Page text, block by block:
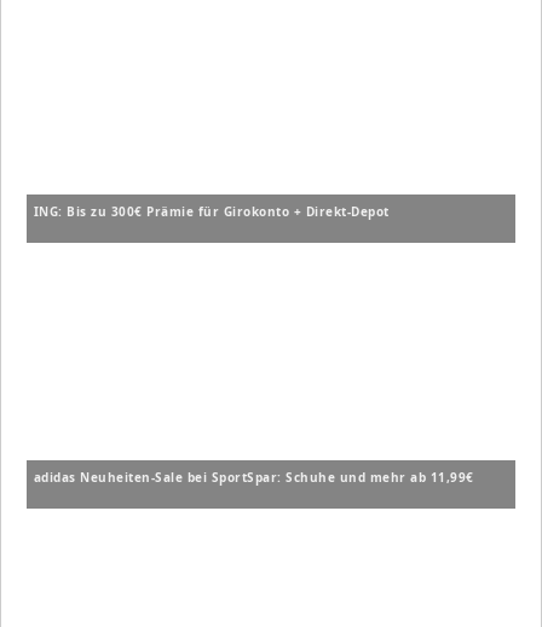
ING: Bis zu 300€ Prämie für Girokonto + Direkt-Depot
adidas Neuheiten-Sale bei SportSpar: Schuhe und mehr ab 11,99€